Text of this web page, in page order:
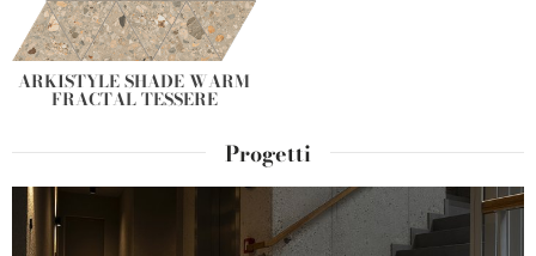
ARKISTYLE SHADE WARM
FRACTAL TESSERE
Progetti